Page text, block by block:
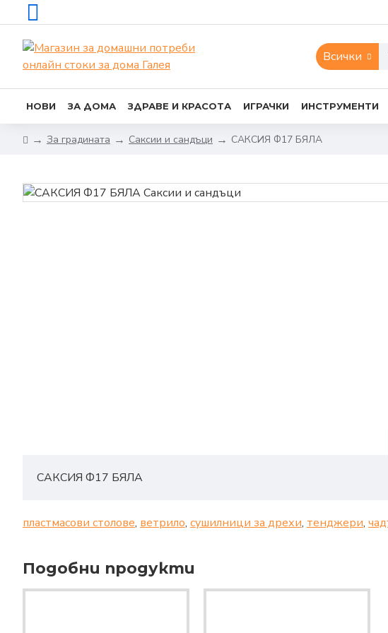
Всички
НОВИ ЗА ДОМА ЗДРАВЕ И КРАСОТА ИГРАЧКИ ИНСТРУМЕНТИ
За градината Саксии и сандъци САКСИЯ Ф17 БЯЛА
САКСИЯ Ф17 БЯЛА
пластмасови столове, ветрило, сушилници за дрехи, тенджери,
Подобни продукти